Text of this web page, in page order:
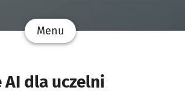
Menu
AI dla uczelni